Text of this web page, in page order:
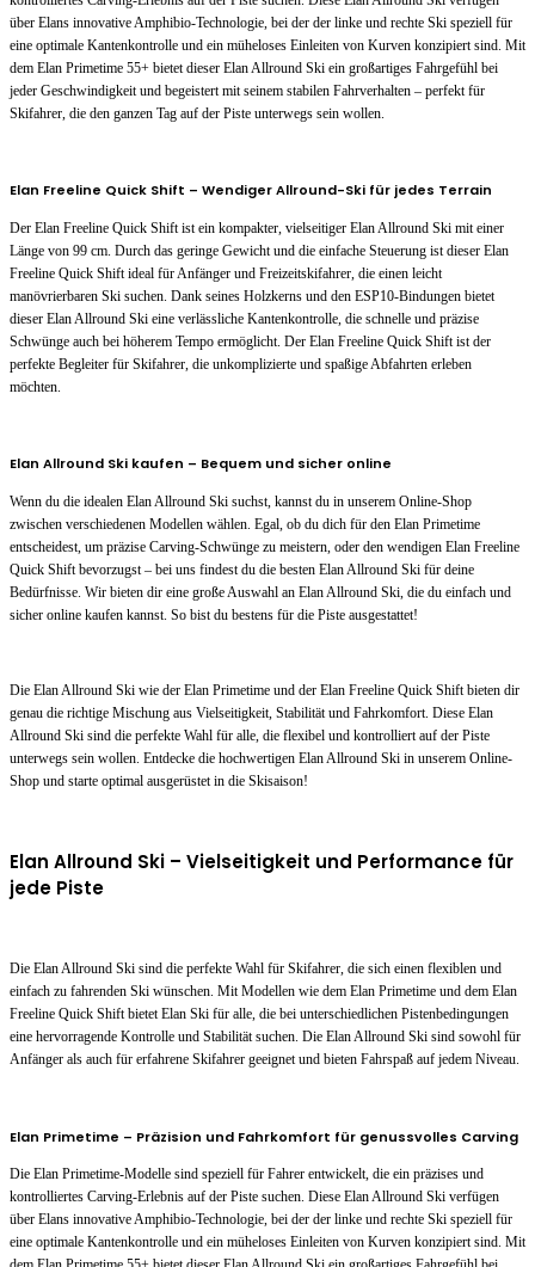
über Elans innovative Amphibio-Technologie, bei der der linke und rechte Ski speziell für
eine optimale Kantenkontrolle und ein müheloses Einleiten von Kurven konzipiert sind. Mit
dem Elan Primetime 55+ bietet dieser Elan Allround Ski ein großartiges Fahrgefühl bei
jeder Geschwindigkeit und begeistert mit seinem stabilen Fahrverhalten – perfekt für
Skifahrer, die den ganzen Tag auf der Piste unterwegs sein wollen.
Elan Freeline Quick Shift – Wendiger Allround-Ski für jedes Terrain
Der Elan Freeline Quick Shift ist ein kompakter, vielseitiger Elan Allround Ski mit einer
Länge von 99 cm. Durch das geringe Gewicht und die einfache Steuerung ist dieser Elan
Freeline Quick Shift ideal für Anfänger und Freizeitskifahrer, die einen leicht
manövrierbaren Ski suchen. Dank seines Holzkerns und den ESP10-Bindungen bietet
dieser Elan Allround Ski eine verlässliche Kantenkontrolle, die schnelle und präzise
Schwünge auch bei höherem Tempo ermöglicht. Der Elan Freeline Quick Shift ist der
perfekte Begleiter für Skifahrer, die unkomplizierte und spaßige Abfahrten erleben
möchten.
Elan Allround Ski kaufen – Bequem und sicher online
Wenn du die idealen Elan Allround Ski suchst, kannst du in unserem Online-Shop
zwischen verschiedenen Modellen wählen. Egal, ob du dich für den Elan Primetime
entscheidest, um präzise Carving-Schwünge zu meistern, oder den wendigen Elan Freeline
Quick Shift bevorzugst – bei uns findest du die besten Elan Allround Ski für deine
Bedürfnisse. Wir bieten dir eine große Auswahl an Elan Allround Ski, die du einfach und
sicher online kaufen kannst. So bist du bestens für die Piste ausgestattet!
Die Elan Allround Ski wie der Elan Primetime und der Elan Freeline Quick Shift bieten dir
genau die richtige Mischung aus Vielseitigkeit, Stabilität und Fahrkomfort. Diese Elan
Allround Ski sind die perfekte Wahl für alle, die flexibel und kontrolliert auf der Piste
unterwegs sein wollen. Entdecke die hochwertigen Elan Allround Ski in unserem Online-
Shop und starte optimal ausgerüstet in die Skisaison!
Elan Allround Ski – Vielseitigkeit und Performance für
jede Piste
Die Elan Allround Ski sind die perfekte Wahl für Skifahrer, die sich einen flexiblen und
einfach zu fahrenden Ski wünschen. Mit Modellen wie dem Elan Primetime und dem Elan
Freeline Quick Shift bietet Elan Ski für alle, die bei unterschiedlichen Pistenbedingungen
eine hervorragende Kontrolle und Stabilität suchen. Die Elan Allround Ski sind sowohl für
Anfänger als auch für erfahrene Skifahrer geeignet und bieten Fahrspaß auf jedem Niveau.
Elan Primetime – Präzision und Fahrkomfort für genussvolles Carving
Die Elan Primetime-Modelle sind speziell für Fahrer entwickelt, die ein präzises und
kontrolliertes Carving-Erlebnis auf der Piste suchen. Diese Elan Allround Ski verfügen
über Elans innovative Amphibio-Technologie, bei der der linke und rechte Ski speziell für
eine optimale Kantenkontrolle und ein müheloses Einleiten von Kurven konzipiert sind. Mit